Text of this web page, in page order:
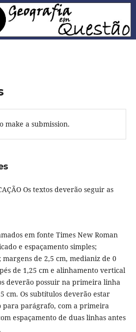
make a submission.
Os textos deverão seguir as
em fonte Times New Roman
e espaçamento simples;
de 2,5 cm, medianiz de 0
de 1,25 cm e alinhamento vertical
deverão possuir na primeira linha
cm. Os subtítulos deverão estar
para parágrafo, com a primeira
espaçamento de duas linhas antes